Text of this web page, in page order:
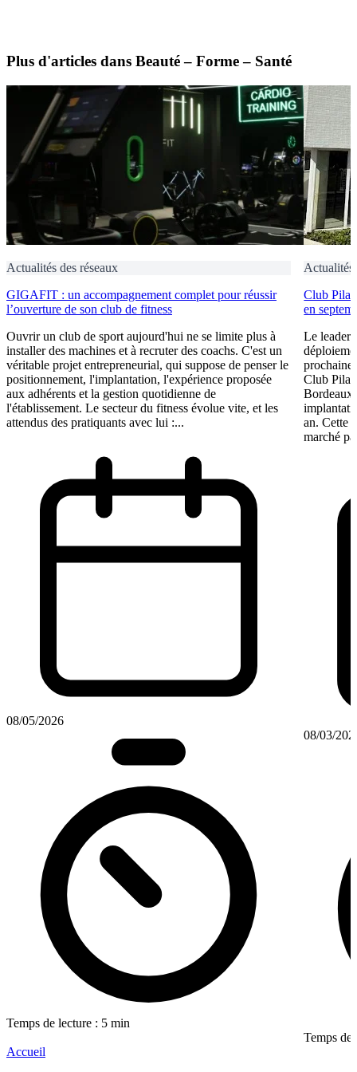
Plus d'articles dans Beauté – Forme – Santé
Actualités des réseaux
GIGAFIT : un accompagnement complet pour réussir
l’ouverture de son club de fitness
Ouvrir un club de sport aujourd'hui ne se limite plus à
installer des machines et à recruter des coachs. C'est un
véritable projet entrepreneurial, qui suppose de penser le
positionnement, l'implantation, l'expérience proposée
aux adhérents et la gestion quotidienne de
l'établissement. Le secteur du fitness évolue vite, et les
attendus des pratiquants avec lui :...
08/05/2026
Temps de lecture : 5 min
Actualités
Club
en
Le leader
prochaine
Club
Bordeaux
an. Cette
marché
08/03/
Temps de
Accueil